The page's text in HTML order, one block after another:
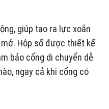
giúp tạo ra lực xoắn
Hộp số được thiết kế
bảo cổng di chuyển dễ
ngay cả khi cổng có